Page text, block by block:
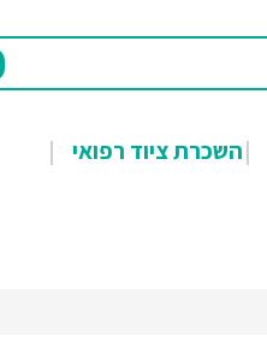
השכרת ציוד רפואי